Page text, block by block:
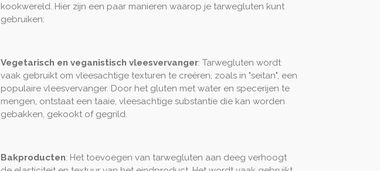
kookwereld. Hier zijn een paar manieren waarop je tarwegluten kunt
gebruiken:
Vegetarisch en veganistisch vleesvervanger: Tarwegluten wordt
vaak gebruikt om vleesachtige texturen te creëren, zoals in "seitan", een
populaire vleesvervanger. Door het gluten met water en specerijen te
mengen, ontstaat een taaie, vleesachtige substantie die kan worden
gebakken, gekookt of gegrild.
Bakproducten: Het toevoegen van tarwegluten aan deeg verhoogt